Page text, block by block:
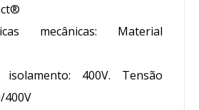
mecânicas: Material
400V. Tensão
400V